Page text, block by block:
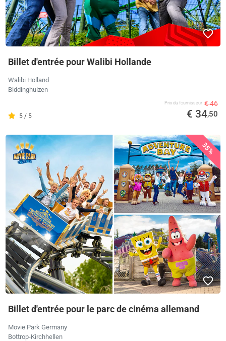
Billet d'entrée pour Walibi Hollande
Walibi Holland
Biddinghuizen
5 / 5
Prix ​​du fournisseur € 46
€ 34,50
35%
Billet d'entrée pour le parc de cinéma allemand
Movie Park Germany
Bottrop-Kirchhellen